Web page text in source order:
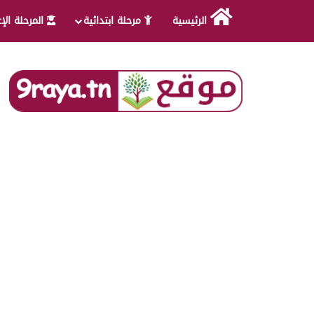
الرئيسية مرحلة ابتدائية المرحلة